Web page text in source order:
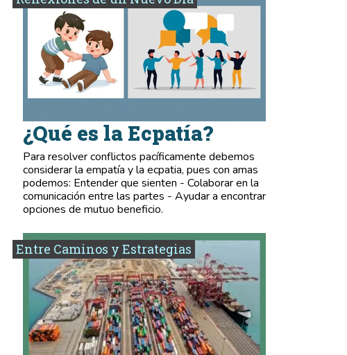
¿Qué es la Ecpatía?
Para resolver conflictos pacíficamente debemos
considerar la empatía y la ecpatia, pues con amas
podemos: Entender que sienten - Colaborar en la
comunicación entre las partes - Ayudar a encontrar
opciones de mutuo beneficio.
Entre Caminos y Estrategias